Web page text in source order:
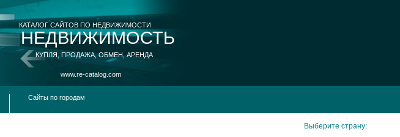
КАТАЛОГ САЙТОВ ПО НЕДВИЖИМОСТИ
НЕДВИЖИМОСТЬ
КУПЛЯ, ПРОДАЖА, ОБМЕН, АРЕНДА
www.re-catalog.com
Сайты по городам
Выберите страну: